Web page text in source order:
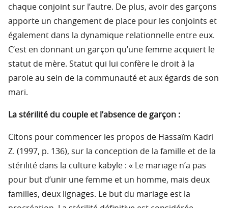
chaque conjoint sur l’autre. De plus, avoir des garçons
apporte un changement de place pour les conjoints et
également dans la dynamique relationnelle entre eux.
C’est en donnant un garçon qu’une femme acquiert le
statut de mère. Statut qui lui confère le droit à la
parole au sein de la communauté et aux égards de son
mari.
La stérilité du couple et l’absence de garçon :
Citons pour commencer les propos de Hassaïm Kadri
Z. (1997, p. 136), sur la conception de la famille et de la
stérilité dans la culture kabyle : « Le mariage n’a pas
pour but d’unir une femme et un homme, mais deux
familles, deux lignages. Le but du mariage est la